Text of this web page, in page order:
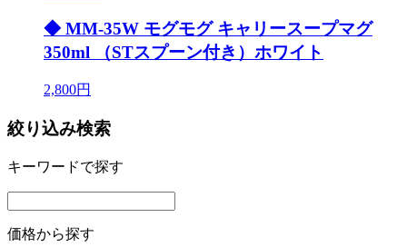
◆ MM-35W モグモグ キャリースープマグ
350ml （STスプーン付き）ホワイト
2,800円
絞り込み検索
キーワードで探す
価格から探す